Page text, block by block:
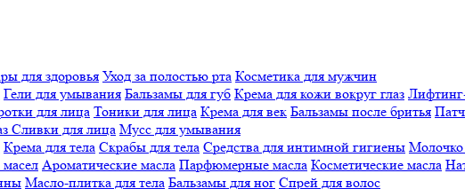
для здоровья Уход за полостью рта Косметика для мужчин
Гели для умывания Бальзамы для губ Крема для кожи вокруг глаз
для лица Тоники для лица Крема для век Бальзамы после бритья
Сливки для лица Мусс для умывания
Крема для тела Скрабы для тела Средства для интимной гигиены Молочко
Ароматические масла Парфюмерные масла Косметические масла
Масло-плитка для тела Бальзамы для ног Спрей для волос